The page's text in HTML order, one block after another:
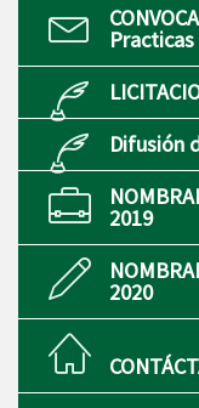
Practicas
Difusión
2019
2020